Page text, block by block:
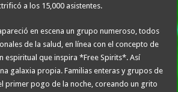
a los 15,000 asistentes.
en escena un grupo numeroso, todos
de la salud, en línea con el concepto de
espiritual que inspira *Free Spirits*. Así
galaxia propia. Familias enteras y grupos de
primer pogo de la noche, coreando un grito